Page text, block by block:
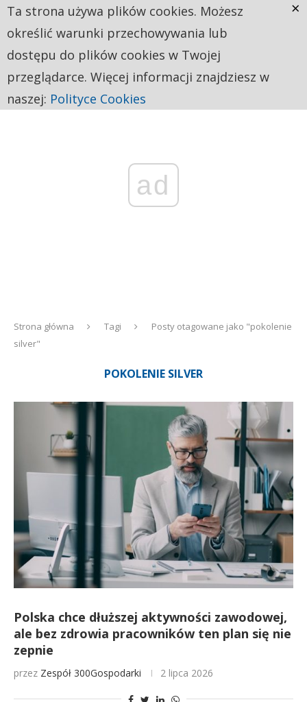
ad
Strona główna Tagi
Posty otagowane jako "pokolenie
silver"
POKOLENIE SILVER
Polska chce dłuższej aktywności zawodowej,
ale bez zdrowia pracowników ten plan się nie
zepnie
przez Zespół 300Gospodarki 2 lipca 2026
Ta strona używa plików cookies. Możesz
określić warunki przechowywania lub
dostępu do plików cookies w Twojej
przeglądarce. Więcej informacji znajdziesz w
naszej: Polityce Cookies
×